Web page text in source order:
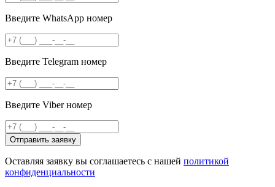
Введите WhatsApp номер
Введите Telegram номер
Введите Viber номер
Отправить заявку
Оставляя заявку вы соглашаетесь с нашей политикой
конфиденциальности